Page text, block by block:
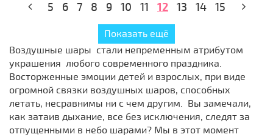
5 6 7 8 9 10 11 12 13 14 15
Показать ещё
Воздушные шары стали непременным атрибутом
украшения любого современного праздника.
Восторженные эмоции детей и взрослых, при виде
огромной связки воздушных шаров, способных
летать, несравнимы ни с чем другим. Вы замечали,
как затаив дыхание, все без исключения, следят за
отпущенными в небо шарами? Мы в этот момент